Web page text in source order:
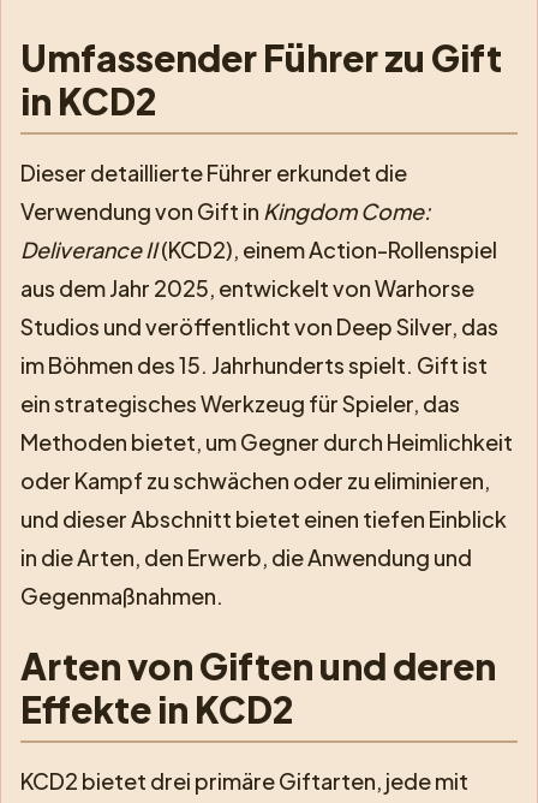
Umfassender Führer zu Gift
in KCD2
Dieser detaillierte Führer erkundet die
Verwendung von Gift in Kingdom Come:
Deliverance II(KCD2), einem Action-Rollenspiel
aus dem Jahr 2025, entwickelt von Warhorse
Studios und veröffentlicht von Deep Silver, das
im Böhmen des 15. Jahrhunderts spielt. Gift ist
ein strategisches Werkzeug für Spieler, das
Methoden bietet, um Gegner durch Heimlichkeit
oder Kampf zu schwächen oder zu eliminieren,
und dieser Abschnitt bietet einen tiefen Einblick
in die Arten, den Erwerb, die Anwendung und
Gegenmaßnahmen.
Arten von Giften und deren
Effekte in KCD2
KCD2 bietet drei primäre Giftarten, jede mit